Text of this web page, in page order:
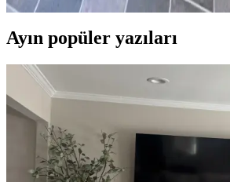
Ayın popüler yazıları